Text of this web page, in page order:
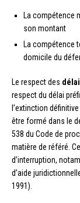
La compétence
son montant
La compétence
domicile du
Le respect des
respect du délai
l’extinction
être formé dans le
538 du Code de
matière de référé.
d’interruption,
d’aide
1991).